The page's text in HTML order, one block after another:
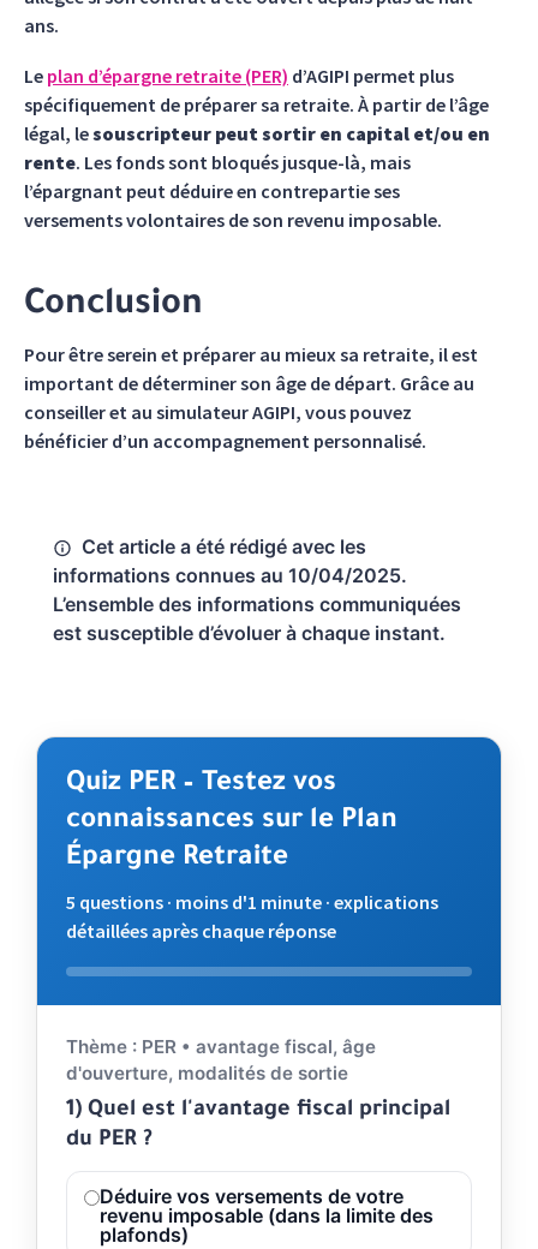
ans.
Le plan d’épargne retraite (PER) d’AGIPI permet plus
spécifiquement de préparer sa retraite. À partir de l’âge
légal, lesouscripteur peut sortir en capital et/ou en
rente. Les fonds sont bloqués jusque-là, mais
l’épargnant peut déduire en contrepartie ses
versements volontaires de son revenu imposable.
Conclusion
Pour être serein et préparer au mieux sa retraite, il est
important de déterminer son âge de départ. Grâce au
conseiller et au simulateur AGIPI, vous pouvez
bénéficier d’un accompagnement personnalisé.
Cet article a été rédigé avec les
informations connues au 10/04/2025.
L’ensemble des informations communiquées
est susceptible d’évoluer à chaque instant.
Quiz PER – Testez vos
connaissances sur le Plan
Épargne Retraite
5 questions · moins d'1 minute · explications
détaillées après chaque réponse
Répondez aux questions. Validez votre choix pour
Thème : PER • avantage fiscal, âge
d'ouverture, modalités de sortie
1) Quel est l'avantage fiscal principal
du PER ?
Déduire vos versements de votre
revenu imposable (dans la limite des
plafonds)